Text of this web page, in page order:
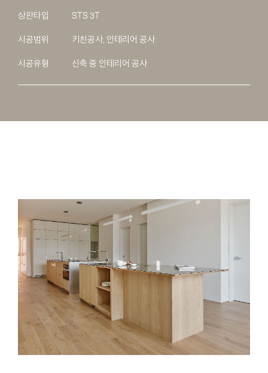
상판타입 STS 3T
시공범위 키친공사, 인테리어 공사
시공유형 신축 중 인테리어 공사